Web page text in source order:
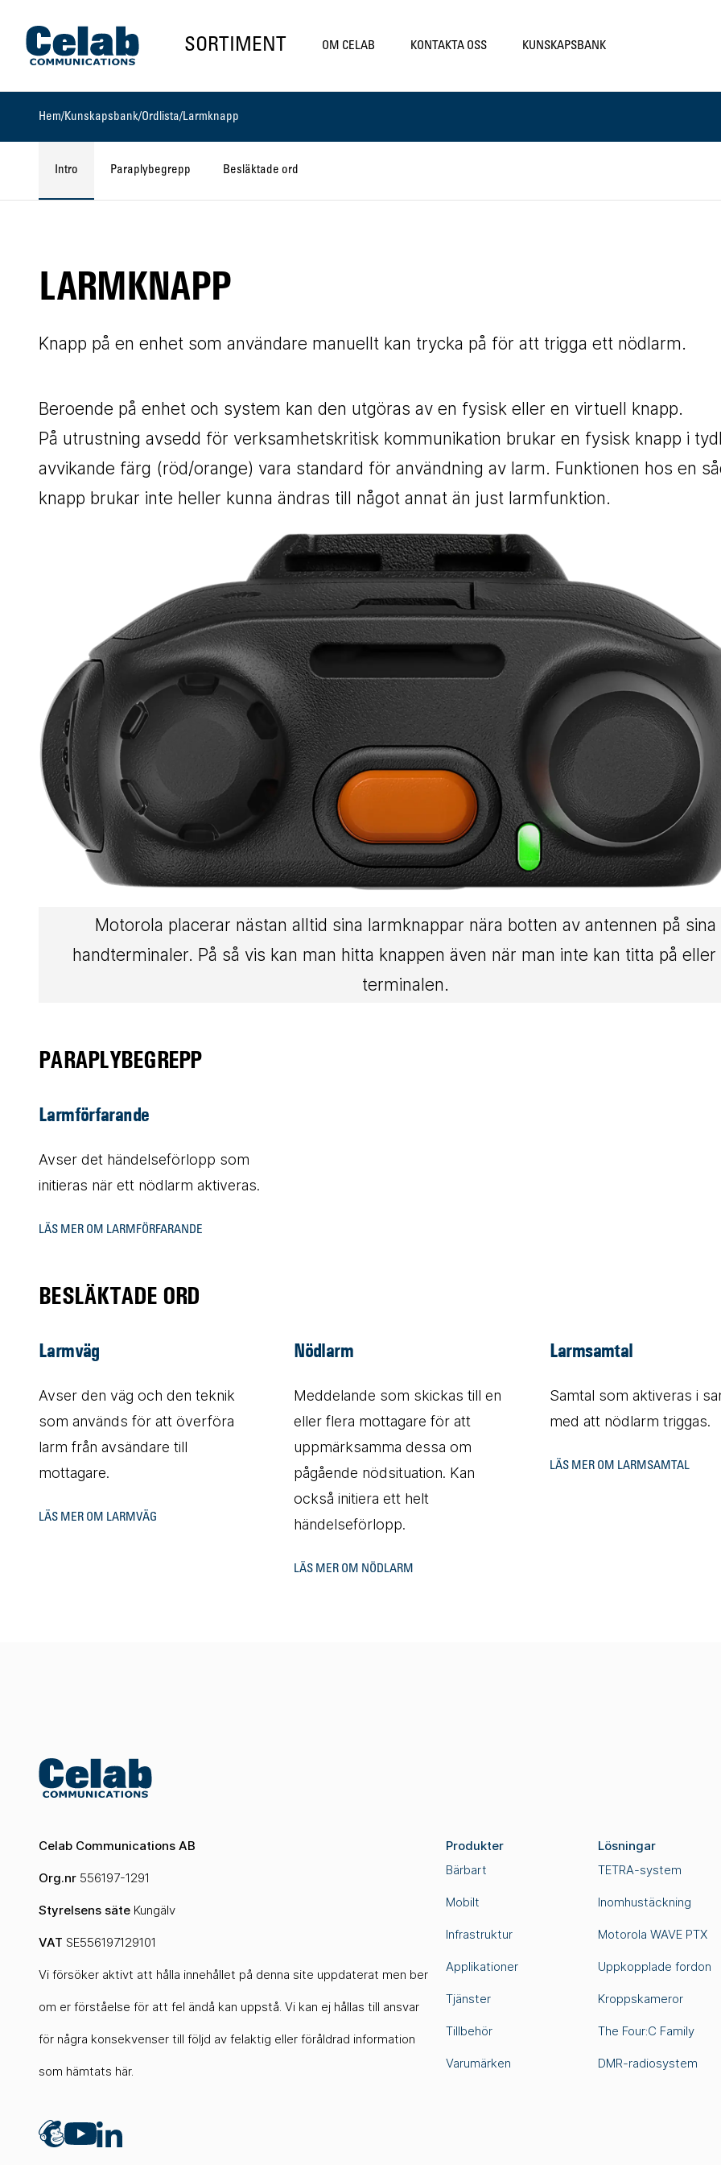
Gå till startsidan
SORTIMENT OM CELAB KONTAKTA OSS KUNSKAPSBANK
Hem/Kunskapsbank/Ordlista/Larmknapp
Intro Paraplybegrepp Besläktade ord
LARMKNAPP
Knapp på en enhet som användare manuellt kan trycka på för att trigga ett nödlarm.
Beroende på enhet och system kan den utgöras av en fysisk eller en virtuell knapp.
På utrustning avsedd för verksamhetskritisk kommunikation brukar en fysisk knapp i
avvikande färg (röd/orange) vara standard för användning av larm. Funktionen hos en
knapp brukar inte heller kunna ändras till något annat än just larmfunktion.
Motorola placerar nästan alltid sina larmknappar nära botten av antennen på sina
handterminaler. På så vis kan man hitta knappen även när man inte kan titta på eller
terminalen.
PARAPLYBEGREPP
Larmförfarande
Avser det händelseförlopp som
initieras när ett nödlarm aktiveras.
LÄS MER OM LARMFÖRFARANDE
BESLÄKTADE ORD
Larmväg
Avser den väg och den teknik
som används för att överföra
larm från avsändare till
mottagare.
LÄS MER OM LARMVÄG
Nödlarm
Meddelande som skickas till en
eller flera mottagare för att
uppmärksamma dessa om
pågående nödsituation. Kan
också initiera ett helt
händelseförlopp.
LÄS MER OM NÖDLARM
Larmsamtal
Samtal som aktiveras i
med att nödlarm triggas.
LÄS MER OM LARMSAMTAL
Celab Communications AB
Org.nr 556197-1291
Styrelsens säte Kungälv
VAT SE556197129101
Vi försöker aktivt att hålla innehållet på denna site uppdaterat men ber
om er förståelse för att fel ändå kan uppstå. Vi kan ej hållas till ansvar
för några konsekvenser till följd av felaktig eller föråldrad information
som hämtats här.
Mailchimp
YouTubeLinkedIn
Produkter
Bärbart
Mobilt
Infrastruktur
Applikationer
Tjänster
Tillbehör
Varumärken
Lösningar
TETRA-system
Inomhustäckning
Motorola WAVE PTX
Uppkopplade fordon
Kroppskameror
The Four:C Family
DMR-radiosystem